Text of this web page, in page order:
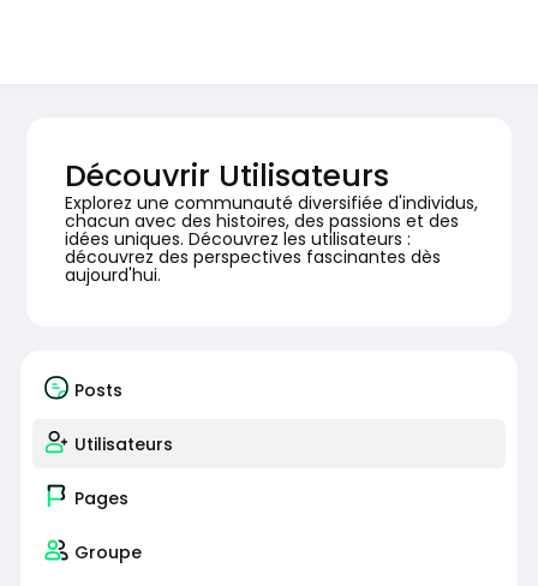
Découvrir Utilisateurs
Explorez une communauté diversifiée d'individus,
chacun avec des histoires, des passions et des
idées uniques. Découvrez les utilisateurs :
découvrez des perspectives fascinantes dès
aujourd'hui.
Posts
Utilisateurs
Pages
Groupe